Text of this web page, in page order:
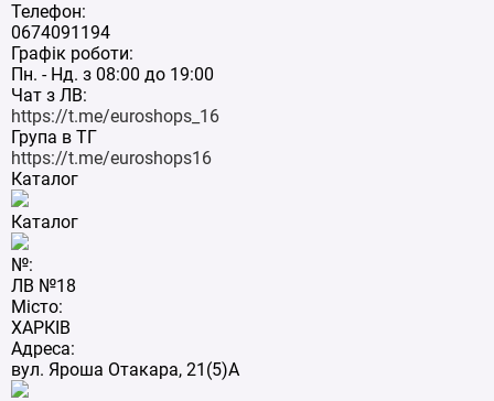
Телефон:
0674091194
Графік роботи:
Пн. - Нд. з 08:00 до 19:00
Чат з ЛВ:
https://t.me/euroshops_16
Група в ТГ
https://t.me/euroshops16
Каталог
Каталог
№:
ЛВ №18
Місто:
ХАРКІВ
Адреса:
вул. Яроша Отакара, 21(5)А